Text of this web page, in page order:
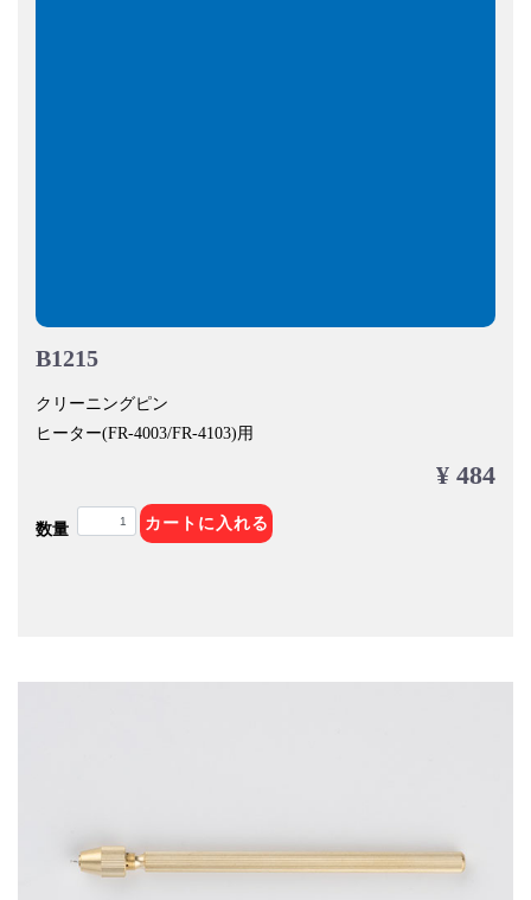
B1215
クリーニングピン
ヒーター(FR-4003/FR-4103)用
¥ 484
数量 カートに入れる